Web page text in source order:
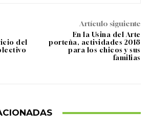
del
Artículo siguiente
En la Usina del Arte
porteña, actividades 2018
para los chicos y sus
familias